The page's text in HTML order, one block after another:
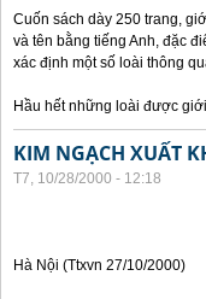
Cuốn sách dày 250 trang,
và tên bằng tiếng Anh, đặc
xác định một số loài thông
Hầu hết những loài được
KIM NGẠCH XUẤT
T7, 10/28/2000 - 12:18
Hà Nội (Ttxvn 27/10/2000)